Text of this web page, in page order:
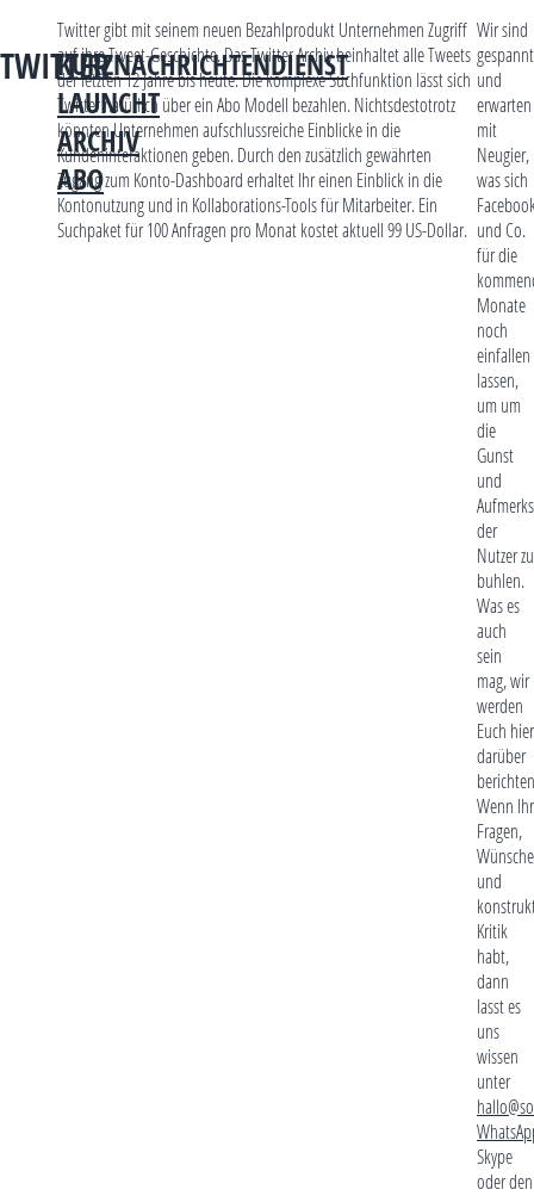
TWITTERKURZNACHRICHTENDIENST
LAUNCHT
ARCHIV
ABO
Twitter gibt mit seinem neuen Bezahlprodukt Unternehmen Zugriff
auf ihre Tweet-Geschichte. Das Twitter Archiv beinhaltet alle Tweets
der letzten 12 Jahre bis heute. Die komplexe Suchfunktion lässt sich
Twitter natürlich über ein Abo Modell bezahlen. Nichtsdestotrotz
könnten Unternehmen aufschlussreiche Einblicke in die
Kundeninteraktionen geben. Durch den zusätzlich gewährten
Zugang zum Konto-Dashboard erhaltet Ihr einen Einblick in die
Kontonutzung und in Kollaborations-Tools für Mitarbeiter. Ein
Suchpaket für 100 Anfragen pro Monat kostet aktuell 99 US-Dollar.
Wir sind
gespannt
und
erwarten
mit
Neugier,
was sich
und Co.
für die
Monate
noch
einfallen
lassen,
um um
die
Gunst
und
der
Nutzer zu
buhlen.
Was es
auch
sein
mag, wir
werden
Euch hier
darüber
Wenn Ihr
Fragen,
Wünsche
und
Kritik
habt,
dann
lasst es
uns
wissen
unter
Skype
oder den